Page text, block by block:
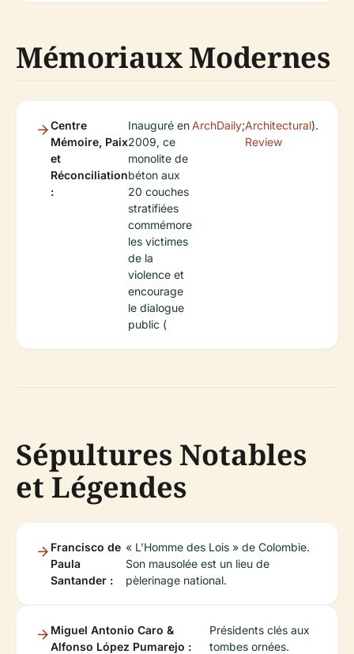
Mémoriaux Modernes
Centre
Mémoire, Paix
et
Réconciliation
:
Inauguré en
2009, ce
monolite de
béton aux
20 couches
stratifiées
commémore
les victimes
de la
violence et
encourage
le dialogue
public (
ArchDaily;Architectural
Review
).
Sépultures Notables
et Légendes
Francisco de
Paula
Santander :
« L’Homme des Lois » de Colombie.
Son mausolée est un lieu de
pèlerinage national.
Miguel Antonio Caro &
Alfonso López Pumarejo :
Présidents clés aux
tombes ornées.